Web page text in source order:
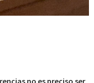
no es preciso ser